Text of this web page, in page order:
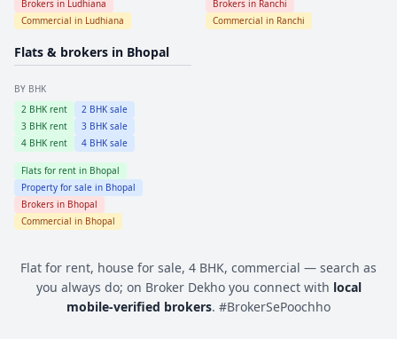
Brokers in Ludhiana
Commercial in Ludhiana
Brokers in Ranchi
Commercial in Ranchi
Flats & brokers in Bhopal
BY BHK
2 BHK rent 2 BHK sale
3 BHK rent 3 BHK sale
4 BHK rent 4 BHK sale
Flats for rent in Bhopal
Property for sale in Bhopal
Brokers in Bhopal
Commercial in Bhopal
Flat for rent, house for sale, 4 BHK, commercial — search as
you always do; on Broker Dekho you connect with local
mobile-verified brokers. #BrokerSePoochho